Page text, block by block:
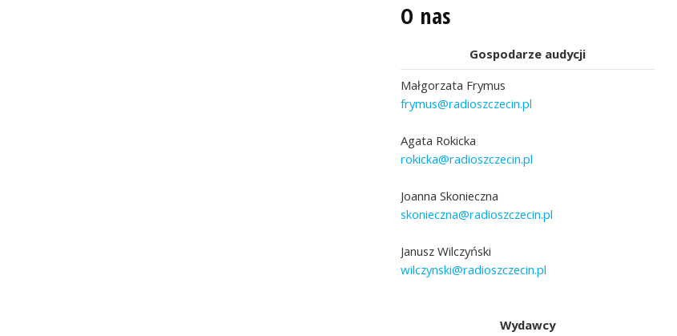
O nas
Gospodarze audycji
Małgorzata Frymus
frymus@radioszczecin.pl
Agata Rokicka
rokicka@radioszczecin.pl
Joanna Skonieczna
skonieczna@radioszczecin.pl
Janusz Wilczyński
wilczynski@radioszczecin.pl
Wydawcy